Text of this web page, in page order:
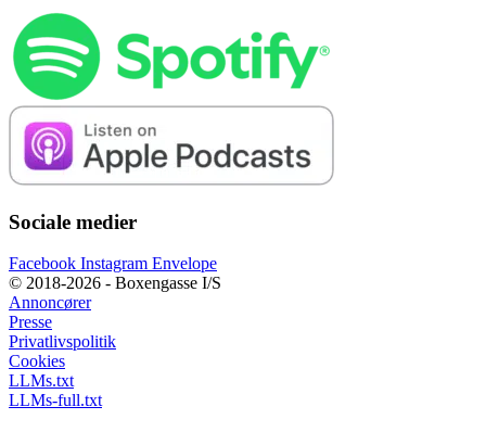
Sociale medier
Facebook Instagram Envelope
© 2018-2026 - Boxengasse I/S
Annoncører
Presse
Privatlivspolitik
Cookies
LLMs.txt
LLMs-full.txt